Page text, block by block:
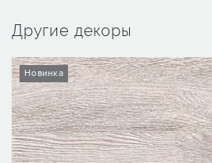
Другие декоры
Новинка